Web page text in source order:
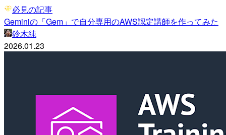
必見の記事
Geminiの「Gem」で自分専用のAWS認定講師を作ってみた
鈴木純
2026.01.23